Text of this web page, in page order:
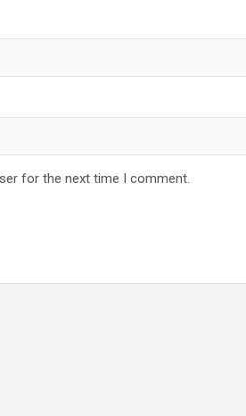
for the next time I comment.